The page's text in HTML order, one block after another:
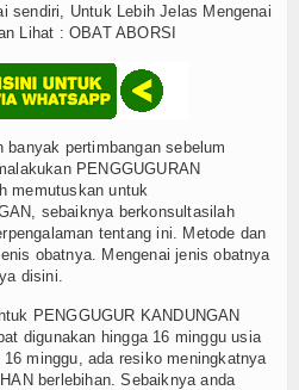
sendiri, Untuk Lebih Jelas Mengenai
Lihat : OBAT ABORSI
banyak pertimbangan sebelum
PENGGUGURAN
memutuskan untuk
sebaiknya berkonsultasilah
tentang ini. Metode dan
obatnya. Mengenai jenis obatnya
disini.
PENGGUGUR KANDUNGAN
digunakan hingga 16 minggu usia
minggu, ada resiko meningkatnya
berlebihan. Sebaiknya anda